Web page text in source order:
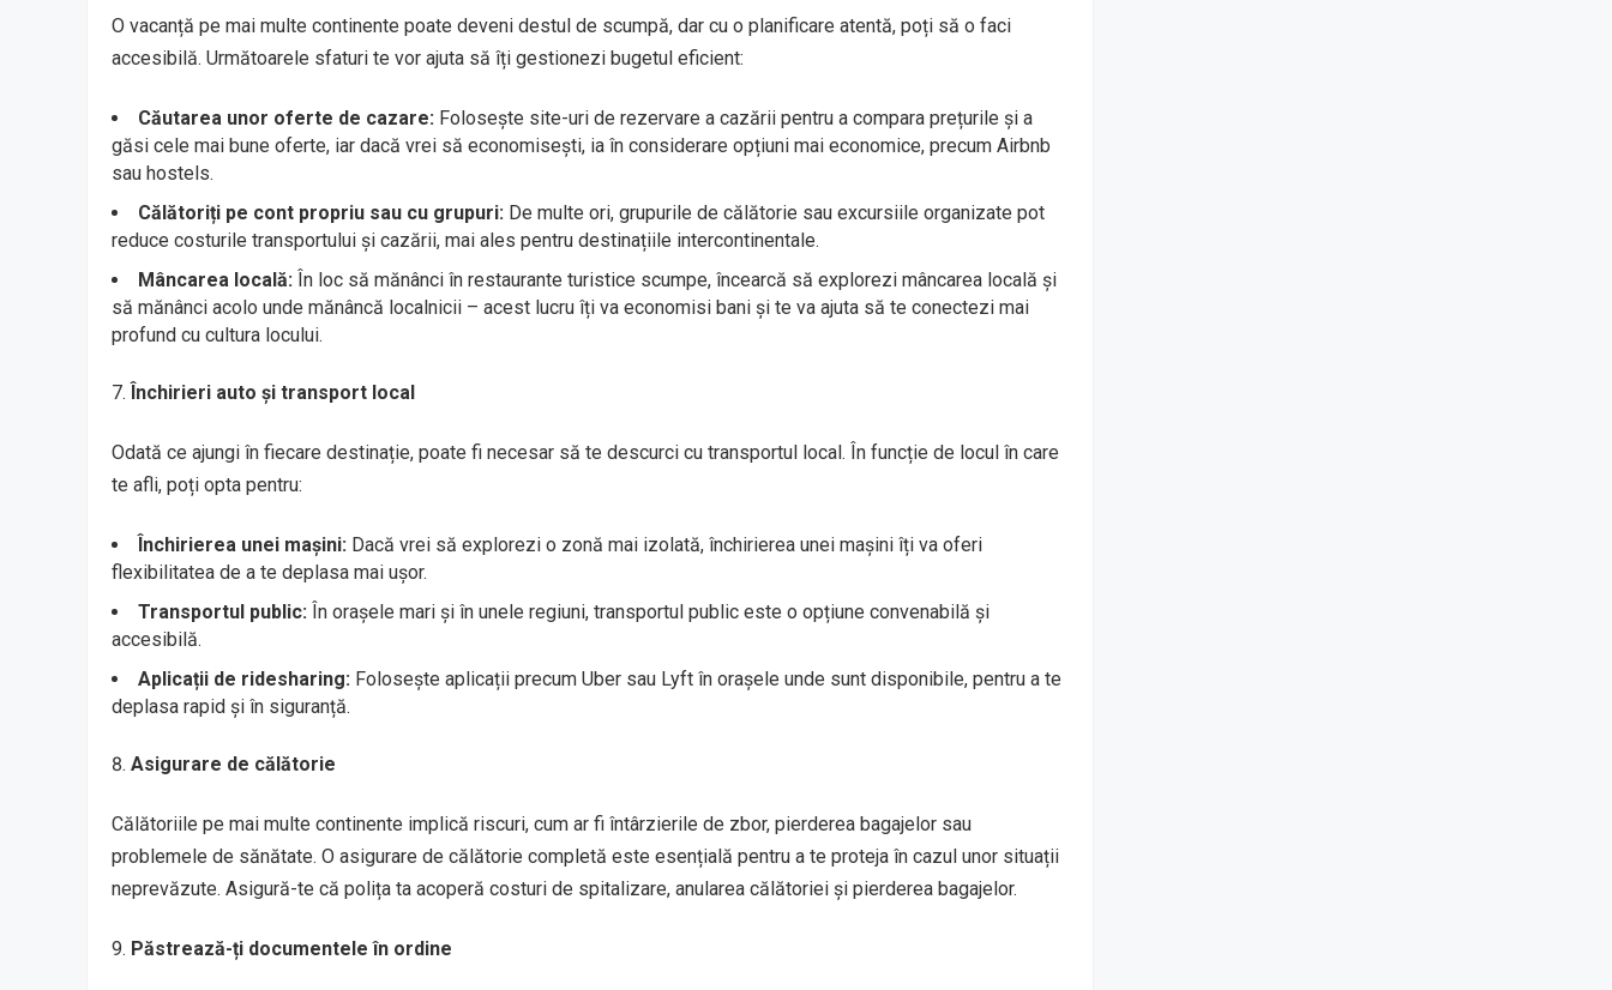
O vacanță pe mai multe continente poate deveni destul de scumpă, dar cu o planificare atentă, poți să o faci
accesibilă. Următoarele sfaturi te vor ajuta să îți gestionezi bugetul eficient:
Căutarea unor oferte de cazare: Folosește site-uri de rezervare a cazării pentru a compara prețurile și a
găsi cele mai bune oferte, iar dacă vrei să economisești, ia în considerare opțiuni mai economice, precum Airbnb
sau hostels.
Călătoriți pe cont propriu sau cu grupuri: De multe ori, grupurile de călătorie sau excursiile organizate pot
reduce costurile transportului și cazării, mai ales pentru destinațiile intercontinentale.
Mâncarea locală: În loc să mănânci în restaurante turistice scumpe, încearcă să explorezi mâncarea locală și
să mănânci acolo unde mănâncă localnicii – acest lucru îți va economisi bani și te va ajuta să te conectezi mai
profund cu cultura locului.
Închirieri auto și transport local
Odată ce ajungi în fiecare destinație, poate fi necesar să te descurci cu transportul local. În funcție de locul în care
te afli, poți opta pentru:
Închirierea unei mașini: Dacă vrei să explorezi o zonă mai izolată, închirierea unei mașini îți va oferi
flexibilitatea de a te deplasa mai ușor.
Transportul public: În orașele mari și în unele regiuni, transportul public este o opțiune convenabilă și
accesibilă.
Aplicații de ridesharing: Folosește aplicații precum Uber sau Lyft în orașele unde sunt disponibile, pentru a te
deplasa rapid și în siguranță.
Asigurare de călătorie
Călătoriile pe mai multe continente implică riscuri, cum ar fi întârzierile de zbor, pierderea bagajelor sau
problemele de sănătate. O asigurare de călătorie completă este esențială pentru a te proteja în cazul unor situații
neprevăzute. Asigură-te că polița ta acoperă costuri de spitalizare, anularea călătoriei și pierderea bagajelor.
Păstrează-ți documentele în ordine